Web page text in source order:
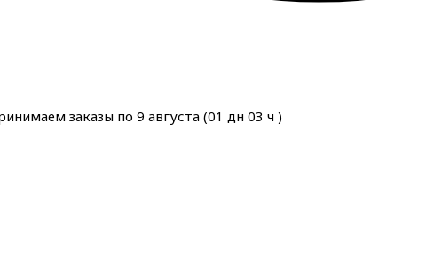
заказы по 9 августа (01 дн03 ч)